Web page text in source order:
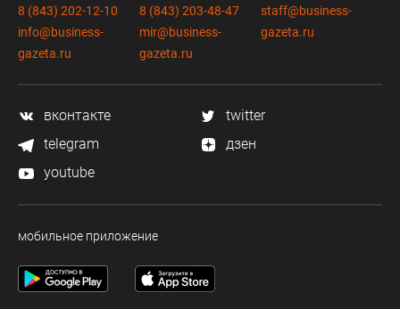
8 (843) 202-12-10
info@business-
gazeta.ru
8 (843) 203-48-47
mir@business-
gazeta.ru
staff@business-
gazeta.ru
вконтакте
twitter
telegram
дзен
youtube
мобильное приложение